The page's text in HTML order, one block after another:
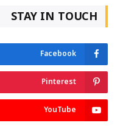
STAY IN TOUCH
Facebook
Pinterest
YouTube